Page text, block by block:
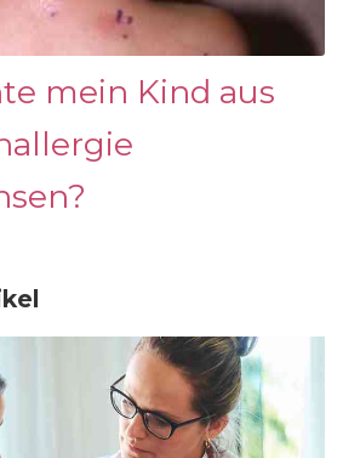
mein Kind aus